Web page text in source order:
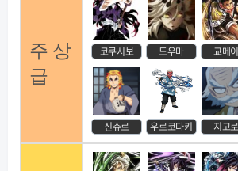
주 상
급
코쿠시보 도우마 교메이
신쥬로 우로코다키 지고로